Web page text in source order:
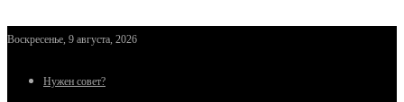
Воскресенье, 9 августа, 2026
Нужен совет?